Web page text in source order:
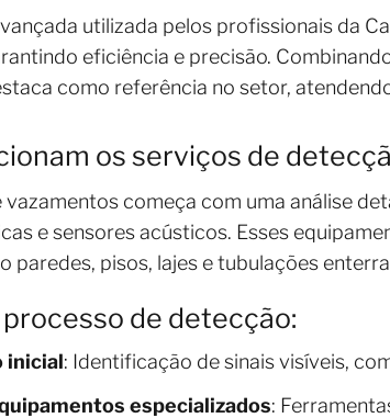
utilizada pelos profissionais da
eficiência e precisão.
como referência no setor,
os serviços de
começa com uma análise
e sensores acústicos. Esses
paredes, pisos, lajes e tubulações
de detecção:
inicial: Identificação de sinais visíveis,
especializados: